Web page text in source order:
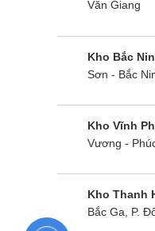
Văn Giang
Kho Bắc
Sơn - Bắc
Kho Vĩnh
Vương -
Kho Thanh
Bắc Ga, P.